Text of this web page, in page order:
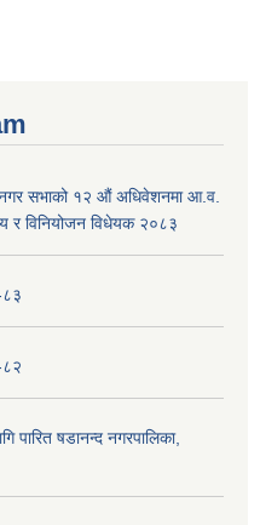
नगर सभाको १२ ‍औं अधिवेशनमा आ.व.
र विनियोजन विधेयक २०८३
८३
८२
षडानन्द नगरपालिका,